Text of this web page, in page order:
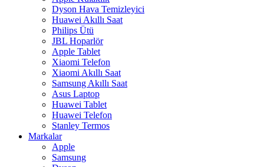
Dyson Hava Temizleyici
Huawei Akıllı Saat
Philips Ütü
JBL Hoparlör
Apple Tablet
Xiaomi Telefon
Xiaomi Akıllı Saat
Samsung Akıllı Saat
Asus Laptop
Huawei Tablet
Huawei Telefon
Stanley Termos
Markalar
Apple
Samsung